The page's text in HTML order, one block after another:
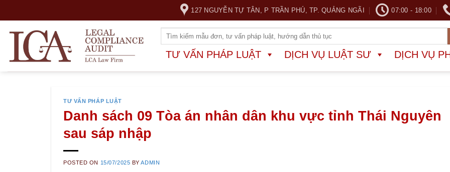
content
127 NGUYỄN TỰ TÂN, P TRẦN PHÚ, TP. QUẢNG NGÃI 07:00 - 18:00
TƯ VẤN PHÁP LUẬT DỊCH VỤ LUẬT SƯ DỊCH VỤ
TƯ VẤN PHÁP LUẬT
Danh sách 09 Tòa án nhân dân khu vực tỉnh Thái Nguyên
sau sáp nhập
POSTED ON 15/07/2025 BYADMIN